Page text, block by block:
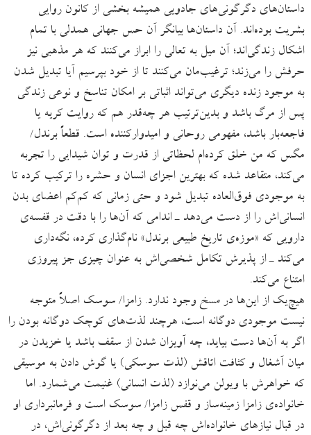
داستان‌های دگرگونی‌های جادویی همیشه بخشی از کانون روایی
بشریت بوده‌اند. آن داستان‌‌ها بیانگر آن حس جهانی همدلی با تمام
اشکال زندگی‌اند؛ آن میل به تعالی را ابراز می‌کنند که هر مذهبی نیز
حرفش را می‌زند؛ ترغیب‌مان می‌کنند تا از خود بپرسیم آیا تبدیل شدن
به موجود زنده دیگری می‌تواند اثباتی بر امکان تناسخ و نوعی زندگی
پس از مرگ باشد و بدین‌ترتیب هر چه‌قدر هم که روایت کریه یا
فاجعه‌بار باشد، مفهومی روحانی و امیدوارکننده است. قطعاً برندل/‌
مگس که من خلق کرده‌ام لحظاتی از قدرت و توان شیدایی را تجربه
می‌کند، متقاعد شده که بهترین اجزای انسان و حشره را ترکیب کرده تا
به موجودی فوق‌العاده تبدیل شود و حتی زمانی که کم‌کم اعضای بدن
انسانی‌اش را از دست می‌دهد ـ اندامی که آن‌ها را با دقت در قفسه‌ی
دارویی که «موزه‌ی تاریخ طبیعی برندل» نام‌گذاری کرده، نگه‌داری
می‌کند ـ از پذیرش تکامل شخصی‌اش به عنوان چیزی جز پیروزی
امتناع می‌کند.
هیچ‌یک از این‌ها درمسخ وجود ندارد. زامزا/ سوسک اصلاً متوجه
نیست موجودی دوگانه است، هرچند لذت‌های کوچک دوگانه بودن را
اگر به آن‌ها دست بیاید، چه آویزان شدن از سقف باشد یا خزیدن در
میان آشغال و کثافت اتاقش (لذت سوسکی) یا گوش دادن به موسیقی
که خواهرش با ویولن می‌نوازد (لذت انسانی) غنیمت می‌شمارد. اما
خانواده‌ی زامزا زمینه‌ساز و قفس زامزا/ سوسک است و فرمانبرداری او
در قبال نیازهای خانواده‌اش چه قبل و چه بعد از دگرگونی‌اش، در